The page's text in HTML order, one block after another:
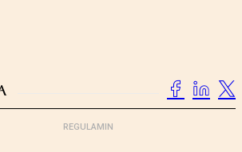
REGULAMIN